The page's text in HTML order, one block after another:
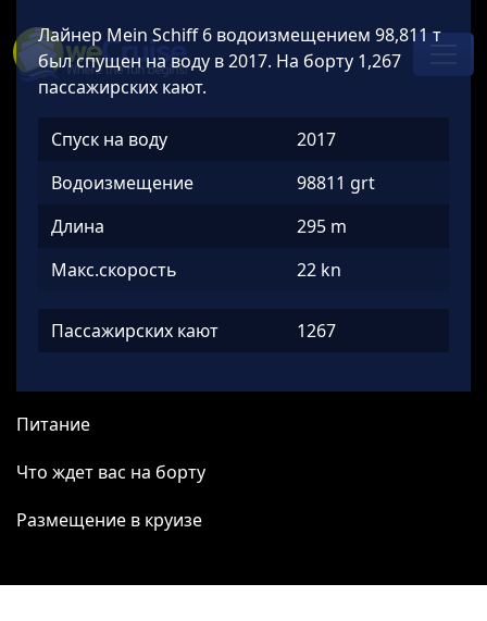
Main
Navigation
Лайнер Mein Schiff 6 водоизмещением 98,811 т
был спущен на воду в 2017. На борту 1,267
пассажирских кают.
Спуск на воду
2017
Водоизмещение
98811 grt
Длина
295 m
Макс.скорость
22 kn
Пассажирских кают 1267
Питание
Что ждет вас на борту
Размещение в круизе